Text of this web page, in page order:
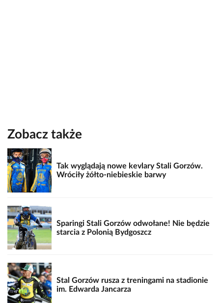
Zobacz także
Tak wyglądają nowe kevlary Stali Gorzów.
Wróciły żółto-niebieskie barwy
Sparingi Stali Gorzów odwołane! Nie będzie
starcia z Polonią Bydgoszcz
Stal Gorzów rusza z treningami na stadionie
im. Edwarda Jancarza